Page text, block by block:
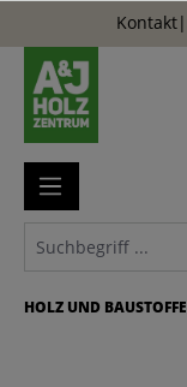
Kontakt|
HOLZ UND BAUSTOFFE